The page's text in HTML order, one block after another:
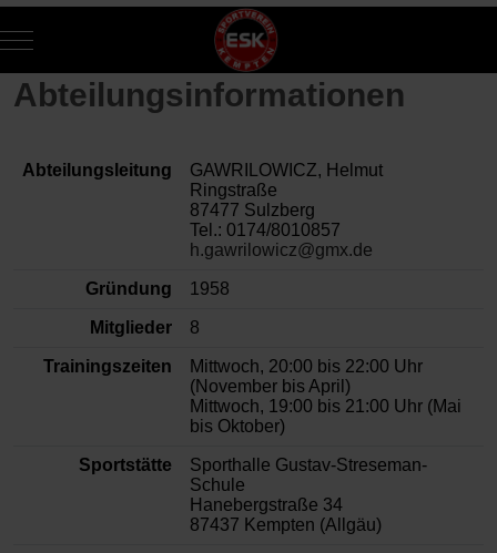
Mobile Menu Toggle
Abteilungsinformationen
Abteilungsleitung
GAWRILOWICZ, Helmut
Ringstraße
87477 Sulzberg
Tel.: 0174/8010857
h.gawrilowicz@gmx.de
Gründung 1958
Mitglieder 8
Trainingszeiten
Mittwoch, 20:00 bis 22:00 Uhr
(November bis April)
Mittwoch, 19:00 bis 21:00 Uhr (Mai
bis Oktober)
Sportstätte
Sporthalle Gustav-Streseman-
Schule
Hanebergstraße 34
87437 Kempten (Allgäu)